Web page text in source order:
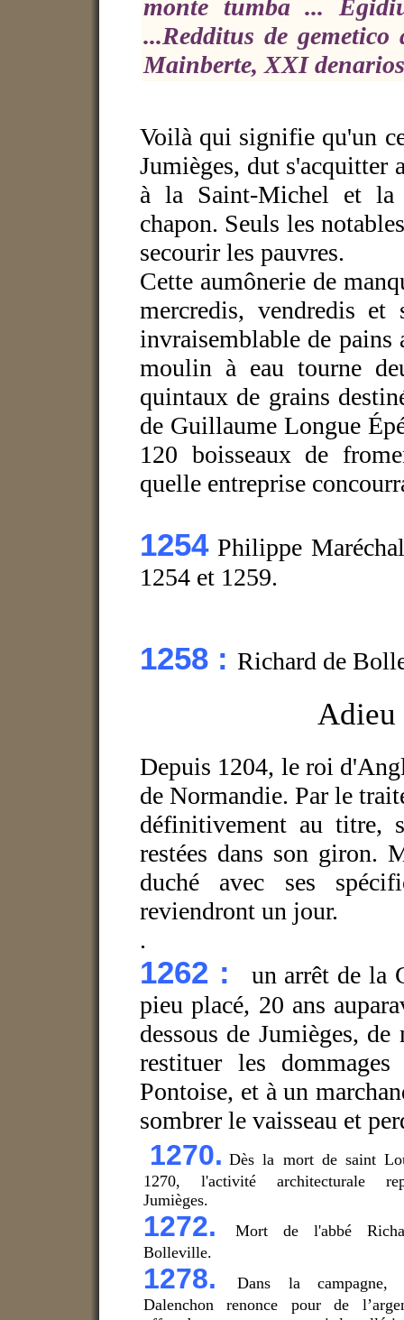
monte tumba ...
...Redditus de
Mainberte, XXI
Voilà qui signifie qu'un
Jumièges, dut s'acquitter
à la Saint-Michel et
chapon. Seuls les
secourir les pauvres.
Cette aumônerie de
mercredis, vendredis
invraisemblable de pains
moulin à eau tourne
quintaux de grains
de Guillaume Longue
120 boisseaux de
quelle entreprise
1254Philippe
1254 et 1259.
1258 : Richard de
Adieu
Depuis 1204, le roi
de Normandie. Par le
définitivement au titre,
restées dans son giron.
duché avec ses
reviendront un jour.
.
1262 :
un arrêt de la
pieu placé, 20 ans
dessous de Jumièges,
restituer les
Pontoise, et à un
sombrer le vaisseau et
1270. Dès la mort de saint
1270, l'activité architecturale
Jumièges.
1272.
Mort de l'abbé
Bolleville.
1278.Dans la campagne,
Dalenchon renonce pour de